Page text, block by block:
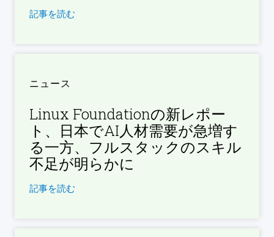
記事を読む
ニュース
Linux Foundationの新レポー
ト、日本でAI人材需要が急増す
る一方、フルスタックのスキル
不足が明らかに
記事を読む